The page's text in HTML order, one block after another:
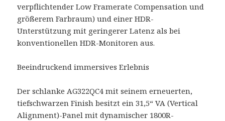
verpflichtender Low Framerate Compensation und
größerem Farbraum) und einer HDR-
Unterstützung mit geringerer Latenz als bei
konventionellen HDR-Monitoren aus.
Beeindruckend immersives Erlebnis
Der schlanke AG322QC4 mit seinem erneuerten,
tiefschwarzen Finish besitzt ein 31,5“ VA (Vertical
Alignment)-Panel mit dynamischer 1800R-